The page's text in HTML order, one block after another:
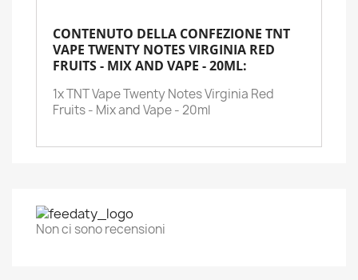
CONTENUTO DELLA CONFEZIONE TNT
VAPE TWENTY NOTES VIRGINIA RED
FRUITS - MIX AND VAPE - 20ML:
1x TNT Vape Twenty Notes Virginia Red
Fruits - Mix and Vape - 20ml
Non ci sono recensioni